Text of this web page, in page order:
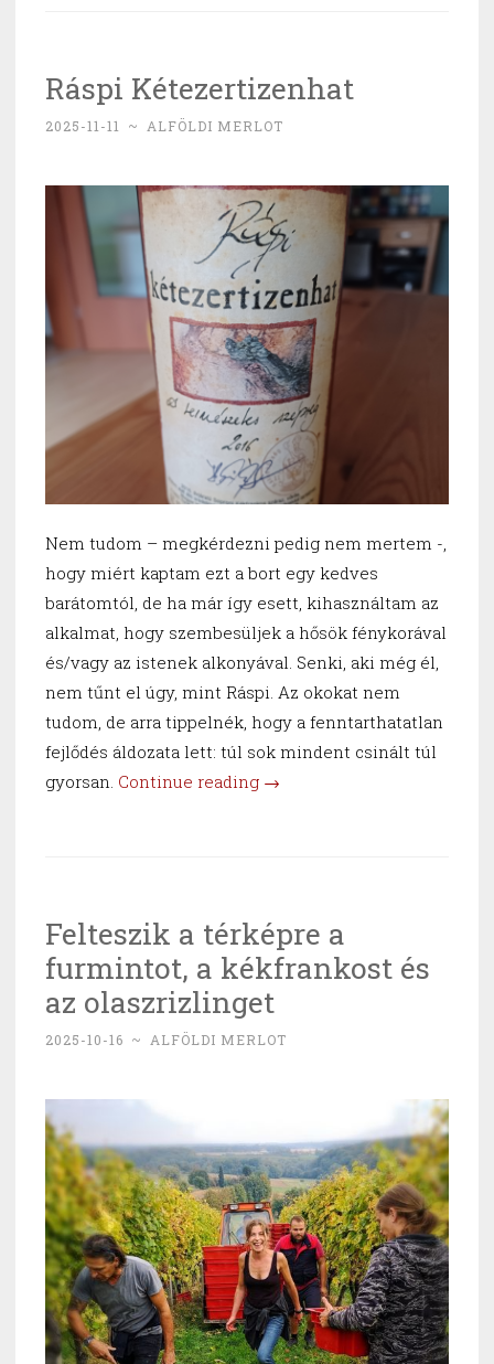
Ráspi Kétezertizenhat
2025-11-11 ~ ALFÖLDI MERLOT
Nem tudom – megkérdezni pedig nem mertem -,
hogy miért kaptam ezt a bort egy kedves
barátomtól, de ha már így esett, kihasználtam az
alkalmat, hogy szembesüljek a hősök fénykorával
és/vagy az istenek alkonyával. Senki, aki még él,
nem tűnt el úgy, mint Ráspi. Az okokat nem
tudom, de arra tippelnék, hogy a fenntarthatatlan
fejlődés áldozata lett: túl sok mindent csinált túl
gyorsan. Continue reading “Ráspi
→
Felteszik a térképre a
furmintot, a kékfrankost és
az olaszrizlinget
2025-10-16 ~ ALFÖLDI MERLOT